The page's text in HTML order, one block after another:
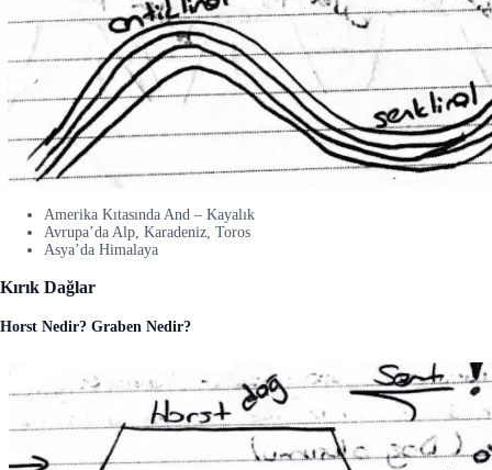
Amerika Kıtasında And – Kayalık
Avrupa’da Alp, Karadeniz, Toros
Asya’da Himalaya
Kırık Dağlar
Horst Nedir? Graben Nedir?